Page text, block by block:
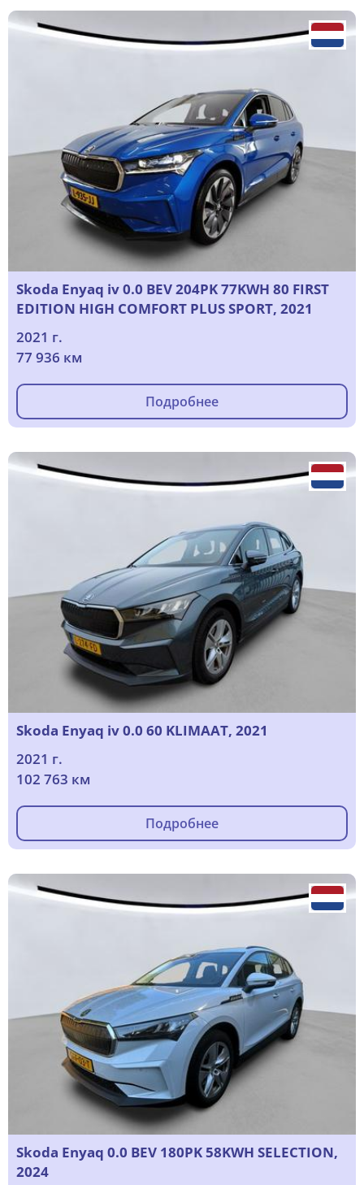
Skoda Enyaq iv 0.0 BEV 204PK 77KWH 80 FIRST
EDITION HIGH COMFORT PLUS SPORT, 2021
2021 г.
77 936 км
Подробнее
Skoda Enyaq iv 0.0 60 KLIMAAT, 2021
2021 г.
102 763 км
Подробнее
Skoda Enyaq 0.0 BEV 180PK 58KWH SELECTION,
2024